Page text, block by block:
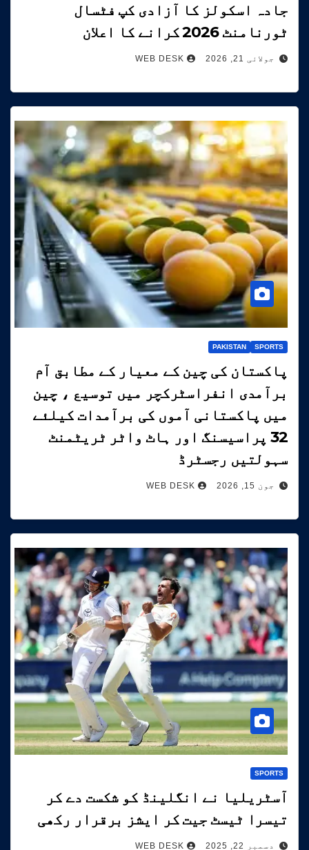
جادہ اسکولز کا آزادی کپ فٹسال
ٹورنامنٹ 2026 کرانے کا اعلان
جولائی 21, 2026 WEB DESK
SPORTS
PAKISTAN
پاکستان کی چین کے معیار کے مطابق آم
برآمدی انفراسٹرکچر میں توسیع ، چین
میں پاکستانی آموں کی برآمدات کیلئے
32 پراسیسنگ اور ہاٹ واٹر ٹریٹمنٹ
سہولتیں رجسٹرڈ
جون 15, 2026 WEB DESK
SPORTS
آسٹریلیا نے انگلینڈ کو شکست دے کر
تیسرا ٹیسٹ جیت کر ایشز برقرار رکھی
دسمبر 22, 2025 WEB DESK